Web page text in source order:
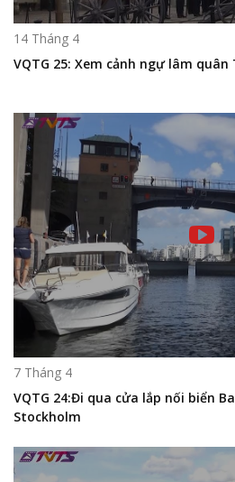
14 Tháng 4
VQTG 25: Xem cảnh ngự lâm
7 Tháng 4
VQTG 24:Đi qua cửa lắp nối biển
Stockholm